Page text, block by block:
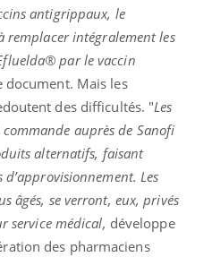
antigrippaux, le
remplacer intégralement les
par le vaccin
document. Mais les
des difficultés. "Les
auprès de Sanofi
alternatifs, faisant
Les
âgés, se verront, eux, privés
service médical, développe
des pharmaciens